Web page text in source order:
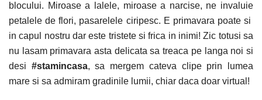
blocului. Miroase a lalele, miroase a narcise, ne invaluie
petalele de flori, pasarelele ciripesc. E primavara poate si
in capul nostru dar este tristete si frica in inimi! Zic totusi sa
nu lasam primavara asta delicata sa treaca pe langa noi si
desi #stamincasa, sa mergem cateva clipe prin lumea
mare si sa admiram gradinile lumii, chiar daca doar virtual!